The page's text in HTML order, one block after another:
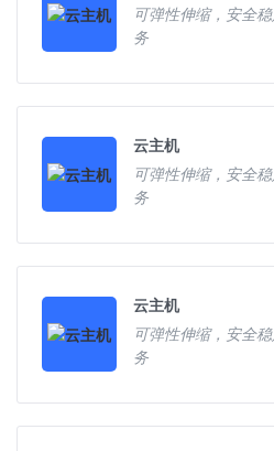
可弹性伸缩，安全
务
云主机
可弹性伸缩，安全
务
云主机
可弹性伸缩，安全
务